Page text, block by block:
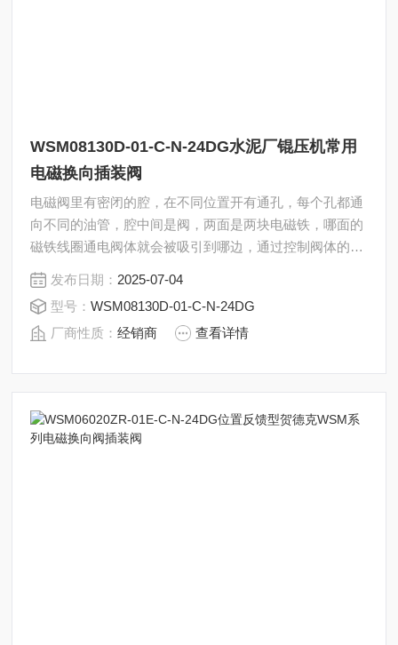
WSM08130D-01-C-N-24DG水泥厂锟压机常用
电磁换向插装阀
电磁阀里有密闭的腔，在不同位置开有通孔，每个孔都通
向不同的油管，腔中间是阀，两面是两块电磁铁，哪面的
磁铁线圈通电阀体就会被吸引到哪边，通过控制阀体的移
动来挡住或露出不同的排油的孔，而进油孔是常开的，液
压油就会进入不同的排油管，然后通过油的压力来推动油
缸的活塞，活塞又带动活塞杆，活塞竿带动机械装置动。
水泥厂锟压机常用电磁换向插装阀WSM08130D-01-C-N-
发布日期： 2025-07-04
型号：WSM08130D-01-C-N-24DG
厂商性质：经销商 查看详情